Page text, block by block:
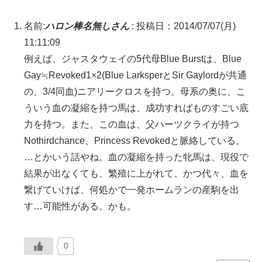
名前:ハロン棒名無しさん : 投稿日：2014/07/07(月)
11:11:09
例えば、ジャスタウェイの5代母Blue Burstは、Blue
Gay≒Revoked1×2(Blue LarksperとSir Gaylordが共通
の、3/4同血)ニアリークロスを持つ。母系の奥に、こ
ういう血の凝縮を持つ馬は、成功すればものすごい底
力を持つ。また、この血は、父ハーツクライが持つ
Nothirdchance、Princess Revokedと脈絡している。
…とかいう話やね。血の凝縮を持った牝馬は、現役で
結果が出なくても、繁殖に上がれて、かつ代々、血を
繋げていけば、何処かで一発ホームランの産駒を出
す…可能性がある。かも。
0